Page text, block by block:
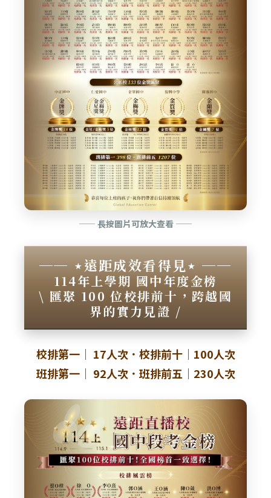
—— 長按圖片可放大查看 ——
── ⋆遠距成效看得見⋆ ──
114年上學期 國中年度金榜
\ 匯聚 100 位校排前十，跨越國
界的實力見證 /
校排第一｜ 17人次．校排前十｜100人次
班排第一｜ 92人次．班排前五｜230人次